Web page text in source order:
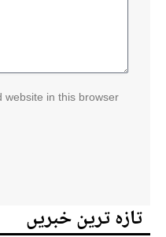
website in this browser
تازہ ترین خبریں